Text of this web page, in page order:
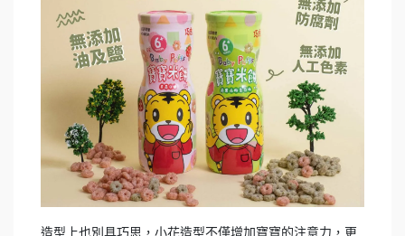
造型上也別具巧思，小花造型不僅增加寶寶的注意力，更